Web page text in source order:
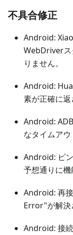
不具合修正
Android:
WebDriverス
りません。
Android:
素が正確に返
Android:
なタイムアウ
Android: ピ
予想通りに機
Android: 再
Error"が解決
Android: 接